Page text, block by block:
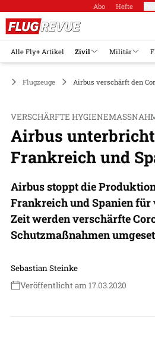
Abo Hefte
Alle Fly+ Artikel Zivil Militär
Flugzeuge Airbus verschärft den
VERSCHÄRFTE
Airbus
Frankreich und
Airbus stoppt die
Frankreich und Spanien für
Zeit werden verschärfte
Schutzmaßnahmen
Sebastian Steinke
Veröffentlicht am 17.03.2020